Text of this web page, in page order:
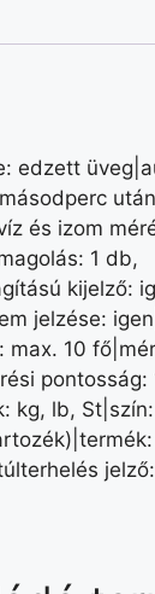
edzett
és izom
1 db,
kijelző:
jelzése:
max. 10
pontosság:
kg, lb,